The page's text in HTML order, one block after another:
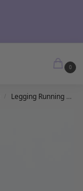
0
Legging Running Femme